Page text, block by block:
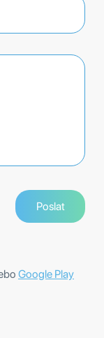
Google Play